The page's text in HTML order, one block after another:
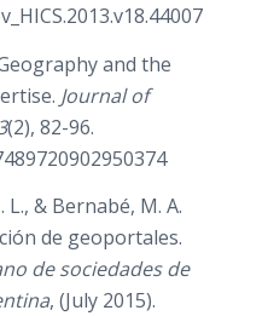
and the
Journal of
(2), 82-96.
L., & Bernabé, M. A.
de geoportales.
de sociedades de
, (July 2015).